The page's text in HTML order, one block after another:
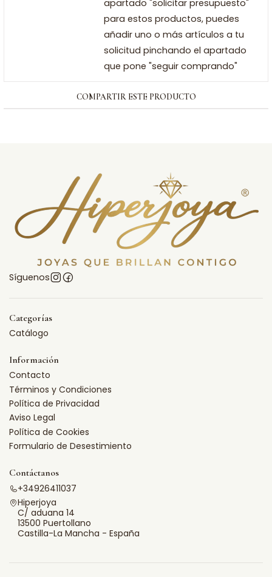
apartado "solicitar presupuesto"
para estos productos, puedes
añadir uno o más artículos a tu
solicitud pinchando el apartado
que pone "seguir comprando"
COMPARTIR ESTE PRODUCTO
Síguenos
Categorías
Catálogo
Información
Contacto
Términos y Condiciones
Política de Privacidad
Aviso Legal
Política de Cookies
Formulario de Desestimiento
Contáctanos
+34926411037
Hiperjoya
C/ aduana 14
13500 Puertollano
Castilla-La Mancha - España